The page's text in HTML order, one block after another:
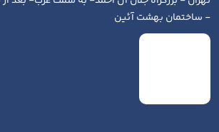
- ساختمان بهشت آئین